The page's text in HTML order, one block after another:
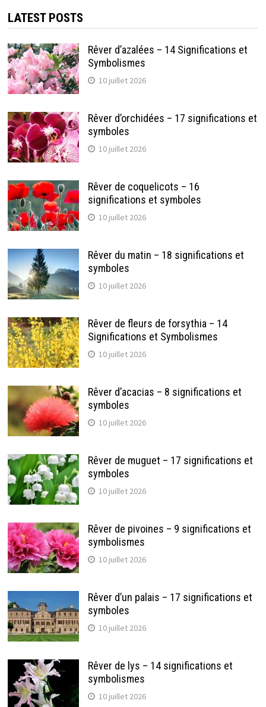
LATEST POSTS
Rêver d’azalées – 14 Significations et
Symbolismes
10 juillet 2026
Rêver d’orchidées – 17 significations et
symboles
10 juillet 2026
Rêver de coquelicots – 16
significations et symboles
10 juillet 2026
Rêver du matin – 18 significations et
symboles
10 juillet 2026
Rêver de fleurs de forsythia – 14
Significations et Symbolismes
10 juillet 2026
Rêver d’acacias – 8 significations et
symboles
10 juillet 2026
Rêver de muguet – 17 significations et
symboles
10 juillet 2026
Rêver de pivoines – 9 significations et
symbolismes
10 juillet 2026
Rêver d’un palais – 17 significations et
symboles
10 juillet 2026
Rêver de lys – 14 significations et
symbolismes
10 juillet 2026